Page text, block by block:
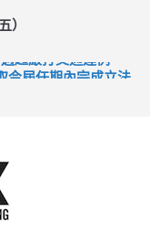
）
起嚴打交通違例
今屆任期內完成立法
准保釋候訊